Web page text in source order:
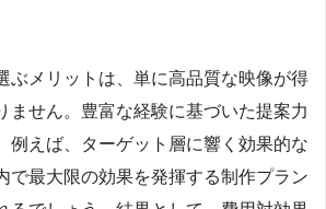
ぶメリットは、単に高品質な映像が得
ません。豊富な経験に基づいた提案力
例えば、ターゲット層に響く効果的な
で最大限の効果を発揮する制作プラン